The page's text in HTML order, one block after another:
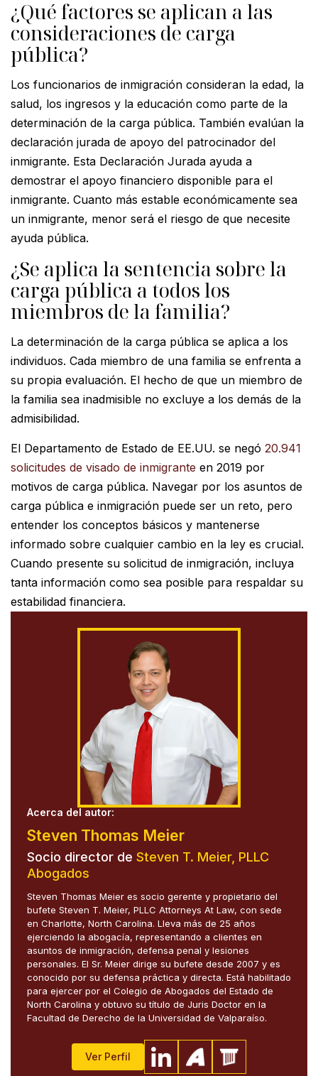
¿Qué factores se aplican a las
consideraciones de carga
pública?
Los funcionarios de inmigración consideran la edad, la
salud, los ingresos y la educación como parte de la
determinación de la carga pública. También evalúan la
declaración jurada de apoyo del patrocinador del
inmigrante. Esta Declaración Jurada ayuda a
demostrar el apoyo financiero disponible para el
inmigrante. Cuanto más estable económicamente sea
un inmigrante, menor será el riesgo de que necesite
ayuda pública.
¿Se aplica la sentencia sobre la
carga pública a todos los
miembros de la familia?
La determinación de la carga pública se aplica a los
individuos. Cada miembro de una familia se enfrenta a
su propia evaluación. El hecho de que un miembro de
la familia sea inadmisible no excluye a los demás de la
admisibilidad.
El Departamento de Estado de EE.UU. se negó 20.941
solicitudes de visado de inmigrante en 2019 por
motivos de carga pública. Navegar por los asuntos de
carga pública e inmigración puede ser un reto, pero
entender los conceptos básicos y mantenerse
informado sobre cualquier cambio en la ley es crucial.
Cuando presente su solicitud de inmigración, incluya
tanta información como sea posible para respaldar su
estabilidad financiera.
Acerca del autor:
Steven Thomas Meier
Socio director de Steven T. Meier, PLLC
Abogados
Steven Thomas Meier es socio gerente y propietario del
bufete Steven T. Meier, PLLC Attorneys At Law, con sede
en Charlotte, North Carolina. Lleva más de 25 años
ejerciendo la abogacía, representando a clientes en
asuntos de inmigración, defensa penal y lesiones
personales. El Sr. Meier dirige su bufete desde 2007 y es
conocido por su defensa práctica y directa. Está habilitado
para ejercer por el Colegio de Abogados del Estado de
North Carolina y obtuvo su título de Juris Doctor en la
Facultad de Derecho de la Universidad de Valparaíso.
Ver Perfil